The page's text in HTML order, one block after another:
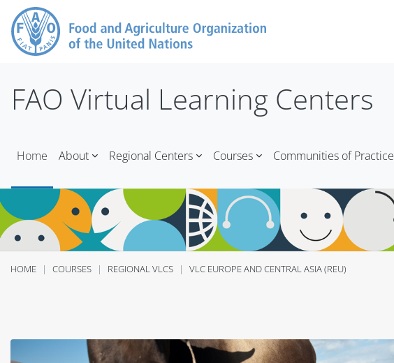
Skip to main content
FAO Virtual Learning Centers
Home About Regional Centers Courses Communities of Practice
HOME COURSES REGIONAL VLCS VLC EUROPE AND CENTRAL ASIA (REU)